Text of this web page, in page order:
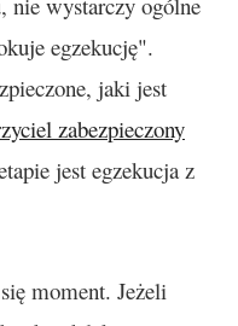
egzekucję".
jaki jest
zabezpieczony
jest egzekucja z
moment. Jeżeli